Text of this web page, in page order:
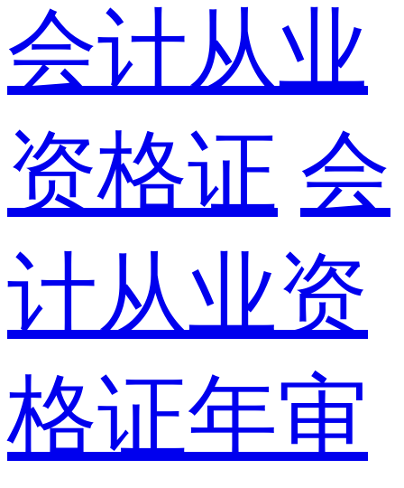
会计从业
资格证 会
计从业资
格证年审